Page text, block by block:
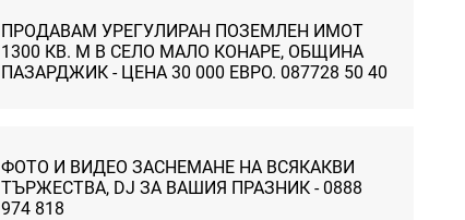
ПРОДАВАМ УРЕГУЛИРАН ПОЗЕМЛЕН ИМОТ
1300 КВ. М В СЕЛО МАЛО КОНАРЕ, ОБЩИНА
ПАЗАРДЖИК - ЦЕНА 30 000 ЕВРО. 087728 50 40
ФОТО И ВИДЕО ЗАСНЕМАНЕ НА ВСЯКАКВИ
ТЪРЖЕСТВА, DJ ЗА ВАШИЯ ПРАЗНИК - 0888
974 818